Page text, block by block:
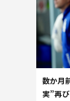
数か月
実”再び